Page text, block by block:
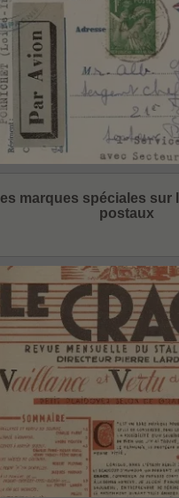
les marques spéciales sur
postaux